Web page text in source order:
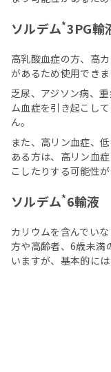
ソルデム*3PG輸
高乳酸血症の方、高
があるため使用できま
乏尿、アジソン病、
ム血症を引き起こし
ん。
また、高リン血症、
ある方は、高リン血
こしたりする可能性
ソルデム*6輸液
カリウムを含んでい
方や高齢者、6歳未満
いますが、基本的に